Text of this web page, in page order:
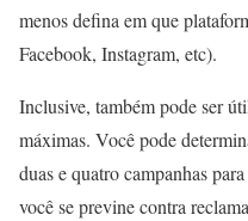
menos defina em que
Facebook, Instagram, etc).
Inclusive, também pode ser
máximas. Você pode
duas e quatro campanhas
você se previne contra